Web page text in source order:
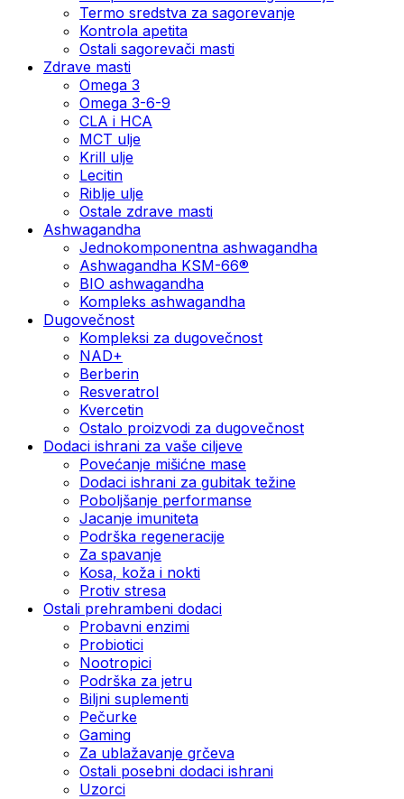
Termo sredstva za sagorevanje
Kontrola apetita
Ostali sagorevači masti
Zdrave masti
Omega 3
Omega 3-6-9
CLA i HCA
MCT ulje
Krill ulje
Lecitin
Riblje ulje
Ostale zdrave masti
Ashwagandha
Jednokomponentna ashwagandha
Ashwagandha KSM-66®
BIO ashwagandha
Kompleks ashwagandha
Dugovečnost
Kompleksi za dugovečnost
NAD+
Berberin
Resveratrol
Kvercetin
Ostalo proizvodi za dugovečnost
Dodaci ishrani za vaše ciljeve
Povećanje mišićne mase
Dodaci ishrani za gubitak težine
Poboljšanje performanse
Jacanje imuniteta
Podrška regeneracije
Za spavanje
Kosa, koža i nokti
Protiv stresa
Ostali prehrambeni dodaci
Probavni enzimi
Probiotici
Nootropici
Podrška za jetru
Biljni suplementi
Pečurke
Gaming
Za ublažavanje grčeva
Ostali posebni dodaci ishrani
Uzorci